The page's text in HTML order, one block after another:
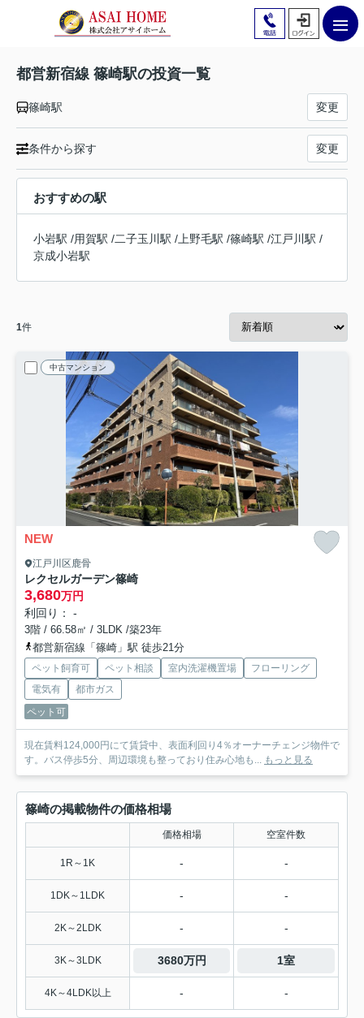
都営新宿線 篠崎駅の投資一覧
篠崎駅 変更
条件から探す 変更
おすすめの駅
小岩駅 /用賀駅 /二子玉川駅 /上野毛駅 /篠崎駅 /江戸川駅 /
京成小岩駅
1件
中古マンション
NEW
江戸川区鹿骨
レクセルガーデン篠崎
3,680万円
利回り： -
3階 / 66.58㎡ / 3LDK /築23年
都営新宿線「篠崎」駅 徒歩21分
ペット飼育可 ペット相談 室内洗濯機置場
フローリング
電気有
都市ガス
ペット可
現在賃料124,000円にて賃貸中、表面利回り4％オーナーチェンジ物件で
す。バス停歩5分、周辺環境も整っており住み心地も... もっと見る
篠崎の掲載物件の価格相場
価格相場 空室件数
1R～1K - -
1DK～1LDK - -
2K～2LDK - -
3K～3LDK 3680万円 1室
4K～4LDK以上 - -